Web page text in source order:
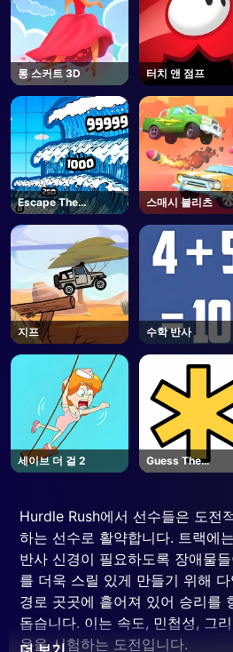
롱 스커트 3D 터치 앤 점프
Escape The
Tsunami 🌊 - Roblox
스매시 블리츠
지프 수학 반사
세이브 더 걸 2
Guess The
Password
Hurdle Rush에서 선수들은 도전
하는 선수로 활약합니다. 트랙에
반사 신경이 필요하도록 장애물
를 더욱 스릴 있게 만들기 위해
경로 곳곳에 흩어져 있어 승리를
돕습니다. 이는 속도, 민첩성, 그
용을 시험하는 도전입니다.